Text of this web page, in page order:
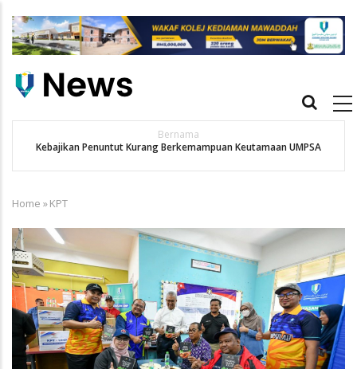
main
Main
Bernama
Kebajikan Penuntut Kurang Berkemampuan Keutamaan UMPSA
Breadcrumb
Home »KPT